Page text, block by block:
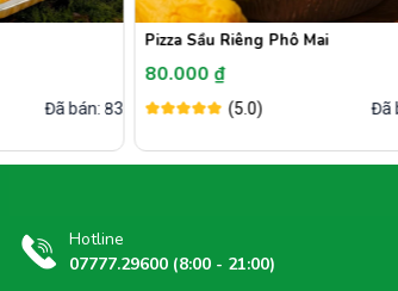
Đã bán: 830
Pizza ‌‌‌‌Sầu Riêng Phô Mai
80.000 ₫
(5.0) Đã
Hotline
07777.29600 (8:00 - 21:00)